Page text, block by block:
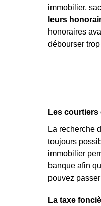
immobilier,
leurs
honoraires
débourser
Les
La recherche
toujours
immobilier
banque afin
pouvez
La taxe